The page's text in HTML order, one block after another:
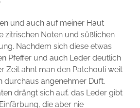
und auch auf meiner Haut
zitrischen Noten und süßlichen
Nachdem sich diese etwas
Pfeffer und auch Leder deutlich
Zeit ahnt man den Patchouli weit
durchaus angenehmer Duft,
drängt sich auf, das Leder gibt
die aber nie